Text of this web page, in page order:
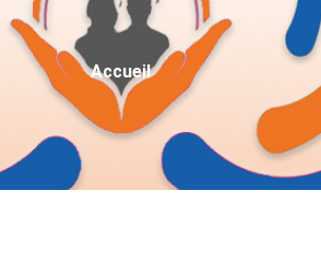
Fil
D'Ariane
Accueil